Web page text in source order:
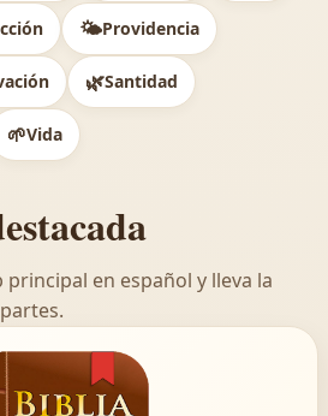
🌤️Providencia
🌿Santidad
🌱Vida
en español y lleva la